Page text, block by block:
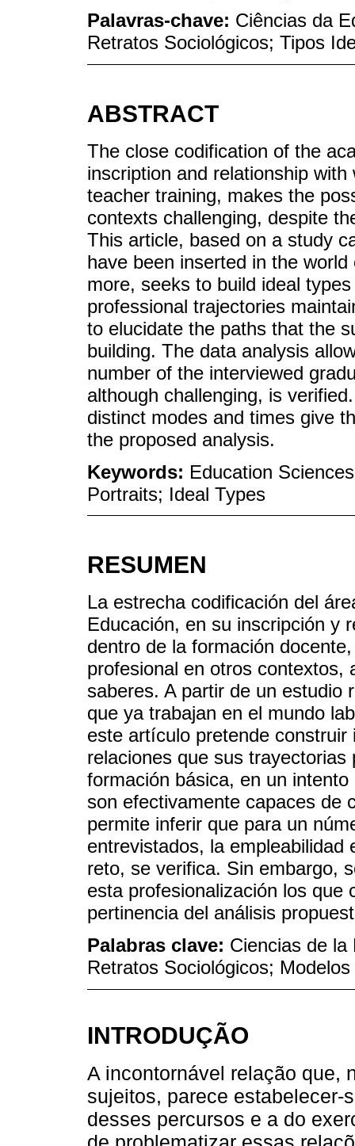
Palavras-chave: Ciências da
Retratos Sociológicos; Tipos
ABSTRACT
The close codification of the
inscription and relationship
teacher training, makes the
contexts challenging, despite
This article, based on a study
have been inserted in the
more, seeks to build ideal
professional trajectories
to elucidate the paths that the
building. The data analysis
number of the interviewed
although challenging, is
distinct modes and times give
the proposed analysis.
Keywords: Education
Portraits; Ideal Types
RESUMEN
La estrecha codificación del
Educación, en su inscripción y
dentro de la formación
profesional en otros contextos,
saberes. A partir de un estudio
que ya trabajan en el mundo
este artículo pretende
relaciones que sus
formación básica, en un
son efectivamente capaces de
permite inferir que para un
entrevistados, la empleabilidad
reto, se verifica. Sin embargo,
esta profesionalización los que
pertinencia del análisis
Palabras clave: Ciencias de la
Retratos Sociológicos;
INTRODUÇÃO
A incontornável relação que,
sujeitos, parece estabelecer-
desses percursos e a do